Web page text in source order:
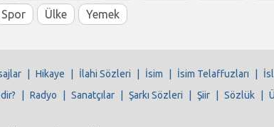
Spor Ülke Yemek
Hikaye İlahi Sözleri İsim İsim Telaffuzları
Radyo Sanatçılar Şarkı Sözleri Şiir Sözlük